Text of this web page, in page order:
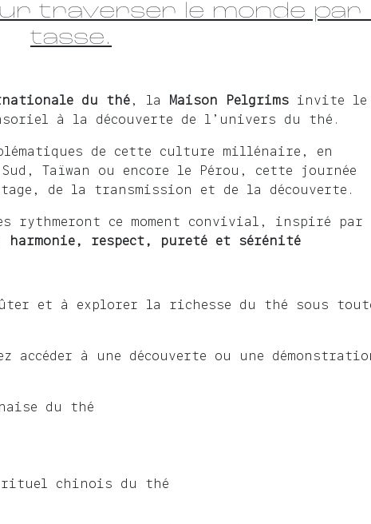
traverser le monde par
tasse.
du thé, la Maison Pelgrims invite le
à la découverte de l’univers du thé.
de cette culture millénaire, en
Taïwan ou encore le Pérou, cette journée
de la transmission et de la découverte.
rythmeront ce moment convivial, inspiré par
harmonie, respect, pureté et sérénité
et à explorer la richesse du thé sous
accéder à une découverte ou une
du thé
chinois du thé